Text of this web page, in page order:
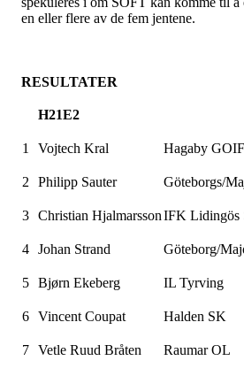
en eller flere av de fem jentene.
RESULTATER
H21E2
1 Vojtech Kral Hagaby GOIF
2 Philipp Sauter Göteborgs/
3 Christian HjalmarssonIFK Lidingös
4 Johan Strand Göteborg/
5 Bjørn Ekeberg IL Tyrving
6 Vincent Coupat Halden SK
7 Vetle Ruud Bråten RaumarOL